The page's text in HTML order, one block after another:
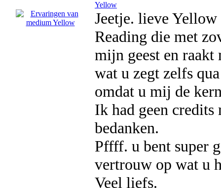
Yellow
Jeetje. lieve
Reading die met
mijn geest en
wat u zegt zelfs
omdat u mij de
Ik had geen
bedanken.
Pffff. u bent super
vertrouw op wat u
Veel liefs.